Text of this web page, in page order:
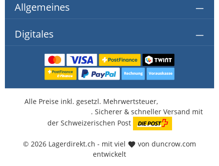
Allgemeines
Digitales
© 2026 Lagerdirekt.ch - mit viel
von duncrow.com
entwickelt
Alle Preise inkl. gesetzl. Mehrwertsteuer,
. Sicherer & schneller Versand mit
der Schweizerischen Post